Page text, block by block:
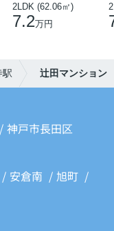
2LDK (62.06㎡)
7.2万円
駅 辻田マンション
神戸市長田区
安倉南
旭町